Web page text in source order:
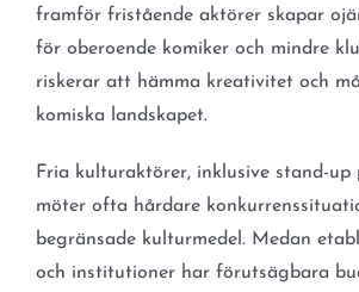
framför fristående aktörer skapar
för oberoende komiker och mindre
riskerar att hämma kreativitet och
komiska landskapet.
Fria kulturaktörer, inklusive stand-up
möter ofta hårdare
begränsade kulturmedel. Medan
och institutioner har förutsägbara